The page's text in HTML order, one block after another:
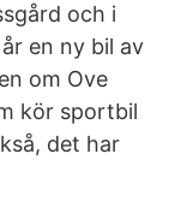
och i
en ny bil av
om Ove
kör sportbil
det har